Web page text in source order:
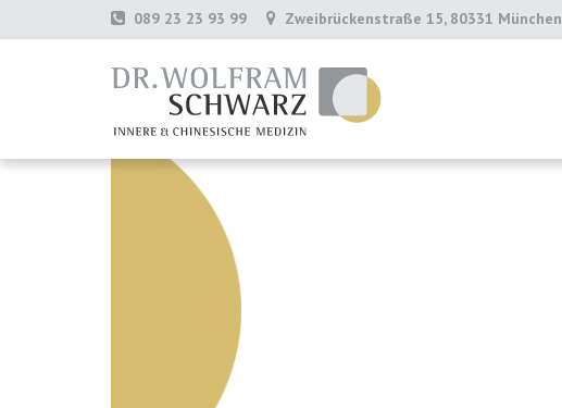
089 23 23 93 99 Zweibrückenstraße 15, 80331 München